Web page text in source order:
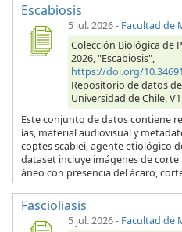
Escabiosis
5 jul. 2026- Facultad de
Colección Biológica de
2026, "Escabiosis",
https://doi.org/
Repositorio de datos
Universidad de Chile, V1
Este conjunto de datos contiene
ías, material audiovisual y
coptes scabiei, agente etiológico
dataset incluye imágenes de
áneo con presencia del ácaro,
Fascioliasis
5 jul. 2026- Facultad de